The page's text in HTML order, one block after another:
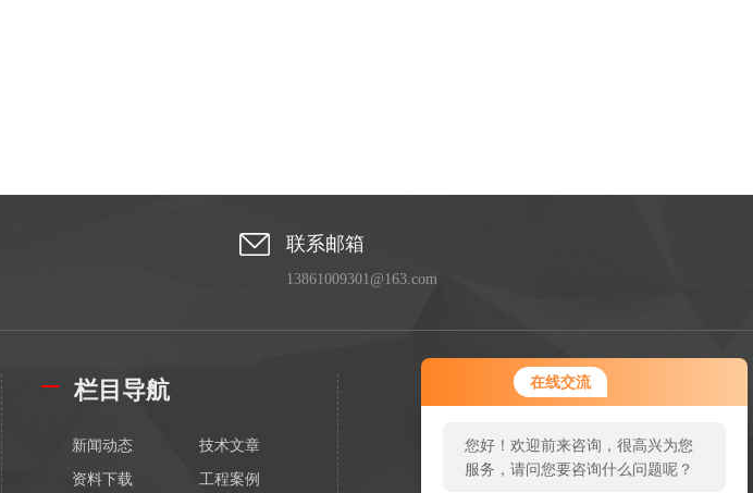
在线交流
您好！欢迎前来咨询，很高兴为您
服务，请问您要咨询什么问题呢？
您好，看您停留很久了，是否找到
了需求产品，您可以直接在线与我
联系邮箱
13861009301@163.com
栏目导航
新闻动态 技术文章
资料下载 工程案例